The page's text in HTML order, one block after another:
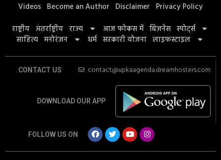
Videos Become an Author Disclaimer Privacy Policy
राष्ट्रीय अंतर्राष्ट्रीय राज्य आज फोकस में बिज़नेस स्पोर्ट्स
साहित्य मनोरंजन धर्म सरकारी योजना लाइफस्टाइल
CONTACT US contact@upkaagenda.dreamhosters.com
DOWNLOAD OUR APP
FOLLOW US ON